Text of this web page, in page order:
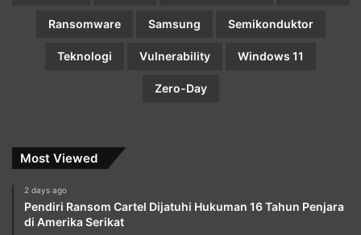
Ransomware Samsung Semikonduktor
Teknologi Vulnerability Windows 11
Zero-Day
Most Viewed
2 days ago
Pendiri Ransom Cartel Dijatuhi Hukuman 16 Tahun Penjara
di Amerika Serikat